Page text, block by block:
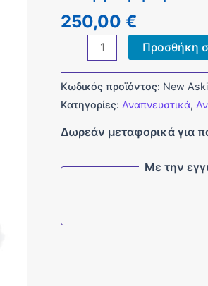
250,00€
Αναρρόφηση
Askir
30
1LT
Προσθήκη
Κωδικός προϊόντος: New
Κατηγορίες: Αναπνευστικά,
Δωρεάν μεταφορικά για
Με την